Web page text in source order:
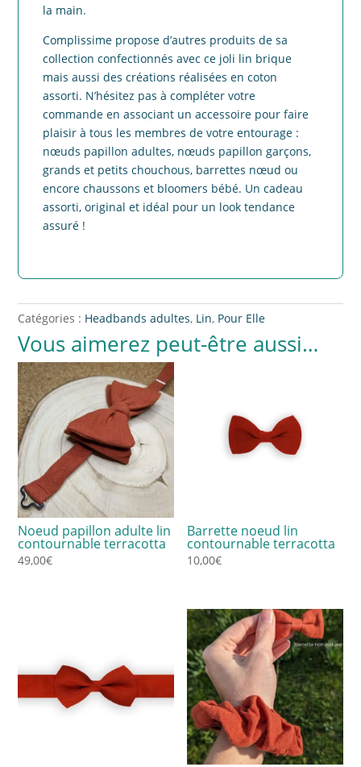
la main.
Complissime propose d’autres produits de sa
collection confectionnés avec ce joli lin brique
mais aussi des créations réalisées en coton
assorti. N’hésitez pas à compléter votre
commande en associant un accessoire pour faire
plaisir à tous les membres de votre entourage :
nœuds papillon adultes, nœuds papillon garçons,
grands et petits chouchous, barrettes nœud ou
encore chaussons et bloomers bébé. Un cadeau
assorti, original et idéal pour un look tendance
assuré !
Catégories : Headbands adultes, Lin, Pour Elle
Vous aimerez peut-être aussi…
Noeud papillon adulte lin
contournable terracotta
49,00€
Barrette noeud lin
contournable terracotta
10,00€